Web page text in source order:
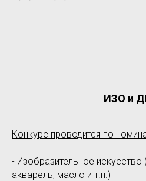
ИЗО и
Конкурс проводится по
- Изобразительное искусство
акварель, масло и т.п.)